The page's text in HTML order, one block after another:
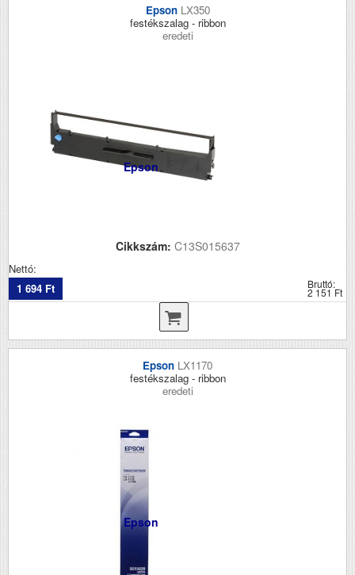
Epson LX350
festékszalag - ribbon
eredeti
Epson
Cikkszám: C13S015637
Nettó:
1 694 Ft
Bruttó:
2 151 Ft
Epson LX1170
festékszalag - ribbon
eredeti
Epson